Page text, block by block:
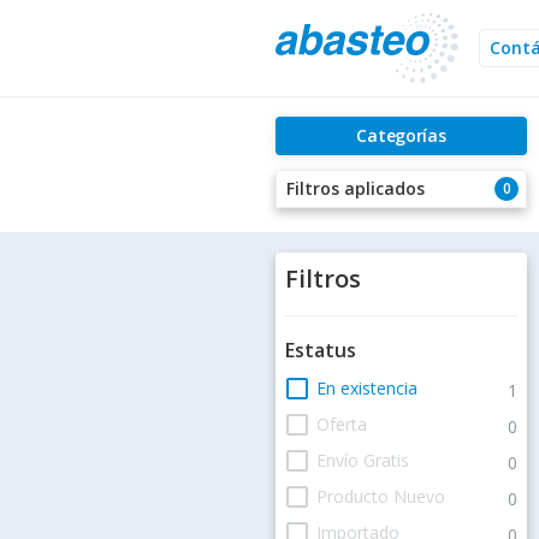
Categorías
0
Filtros aplicados
Filtros
Estatus
check_box_outline_blank En existencia 1
check_box_outline_blank Oferta 0
check_box_outline_blank Envío Gratis 0
check_box_outline_blank Producto Nuevo 0
check_box_outline_blank Importado